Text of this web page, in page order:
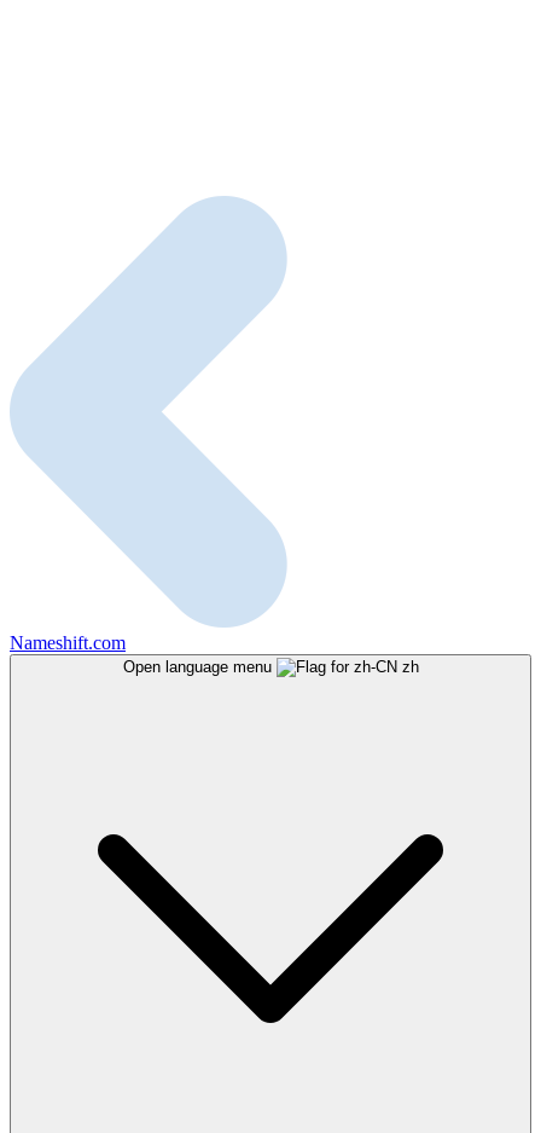
Nameshift.com
Open language menu zh